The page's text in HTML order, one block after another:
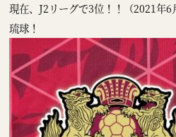
現在、J2リーグで3位！！（2021年
琉球！